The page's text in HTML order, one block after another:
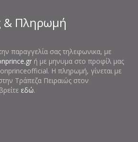
& Πληρωμή
παραγγελία σας τηλεφωνικα, με
ή με μηνυμα στο προφίλ μας
Η πληρωμή, γίνεται με
Τράπεζα Πειραιώς στον
εδώ.